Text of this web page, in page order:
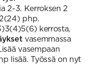
2-3. Kerroksen 2
php.
kerrosta,
vasemmassa
vasempaan
lisää. Työssä on nyt